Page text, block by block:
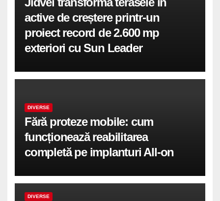
active de creștere printr-un
proiect record de 2.600 mp
exteriori cu Sun Leader
DIVERSE
Fără proteze mobile: cum
funcționează reabilitarea
completă pe implanturi All-on
DIVERSE